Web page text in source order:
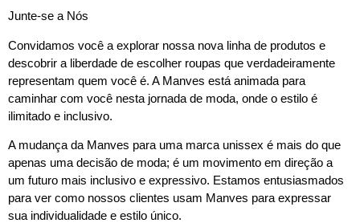
Junte-se a Nós
Convidamos você a explorar nossa nova linha de produtos e
descobrir a liberdade de escolher roupas que verdadeiramente
representam quem você é. A Manves está animada para
caminhar com você nesta jornada de moda, onde o estilo é
ilimitado e inclusivo.
A mudança da Manves para uma marca unissex é mais do que
apenas uma decisão de moda; é um movimento em direção a
um futuro mais inclusivo e expressivo. Estamos entusiasmados
para ver como nossos clientes usam Manves para expressar
sua individualidade e estilo único.